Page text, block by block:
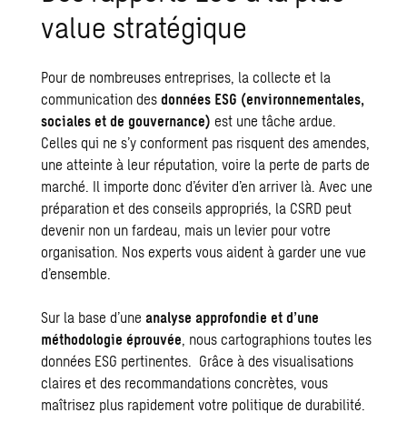
value stratégique
Pour de nombreuses entreprises, la collecte et la
communication desdonnées ESG (environnementales,
sociales et de gouvernance) est une tâche ardue.
Celles qui ne s’y conforment pas risquent des amendes,
une atteinte à leur réputation, voire la perte de parts de
marché. Il importe donc d’éviter d’en arriver là. Avec une
préparation et des conseils appropriés, la CSRD peut
devenir non un fardeau, mais un levier pour votre
organisation. Nos experts vous aident à garder une vue
d’ensemble.
Sur la base d’uneanalyse approfondie et d’une
méthodologie éprouvée, nous cartographions toutes les
données ESG pertinentes. Grâce à des visualisations
claires et des recommandations concrètes, vous
maîtrisez plus rapidement votre politique dedurabilité.